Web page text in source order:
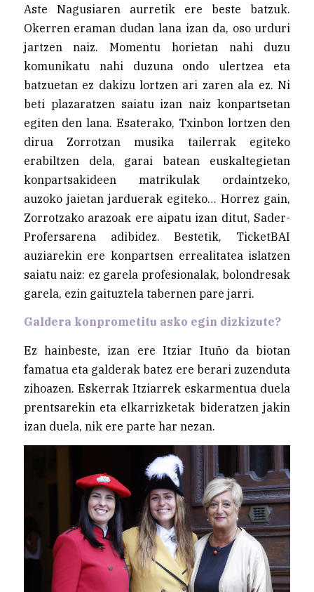
Aste Nagusiaren aurretik ere beste batzuk.
Okerren eraman dudan lana izan da, oso urduri
jartzen naiz. Momentu horietan nahi duzu
komunikatu nahi duzuna ondo ulertzea eta
batzuetan ez dakizu lortzen ari zaren ala ez. Ni
beti plazaratzen saiatu izan naiz konpartsetan
egiten den lana. Esaterako, Txinbon lortzen den
dirua Zorrotzan musika tailerrak egiteko
erabiltzen dela, garai batean euskaltegietan
konpartsakideen matrikulak ordaintzeko,
auzoko jaietan jarduerak egiteko… Horrez gain,
Zorrotzako arazoak ere aipatu izan ditut, Sader-
Profersarena adibidez. Bestetik, TicketBAI
auziarekin ere konpartsen errealitatea islatzen
saiatu naiz: ez garela profesionalak, bolondresak
garela, ezin gaituztela tabernen pare jarri.
Galdera konprometitu asko egin dizkizute?
Ez hainbeste, izan ere Itziar Ituño da biotan
famatua eta galderak batez ere berari zuzenduta
zihoazen. Eskerrak Itziarrek eskarmentua duela
prentsarekin eta elkarrizketak bideratzen jakin
izan duela, nik ere parte har nezan.